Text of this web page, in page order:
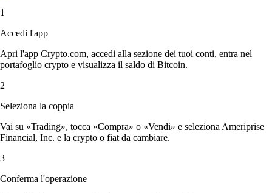
1
Accedi l'app
Apri l'app Crypto.com, accedi alla sezione dei tuoi conti, entra nel
portafoglio crypto e visualizza il saldo di Bitcoin.
2
Seleziona la coppia
Vai su «Trading», tocca «Compra» o «Vendi» e seleziona Ameriprise
Financial, Inc. e la crypto o fiat da cambiare.
3
Conferma l'operazione